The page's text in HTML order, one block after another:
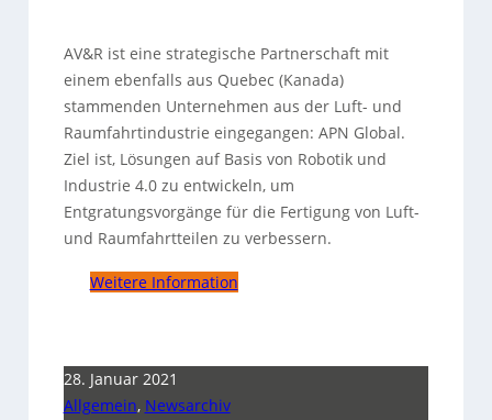
AV&R ist eine strategische Partnerschaft mit
einem ebenfalls aus Quebec (Kanada)
stammenden Unternehmen aus der Luft- und
Raumfahrtindustrie eingegangen: APN Global.
Ziel ist, Lösungen auf Basis von Robotik und
Industrie 4.0 zu entwickeln, um
Entgratungsvorgänge für die Fertigung von Luft-
und Raumfahrtteilen zu verbessern.
Weitere Information
28. Januar 2021
Allgemein, Newsarchiv